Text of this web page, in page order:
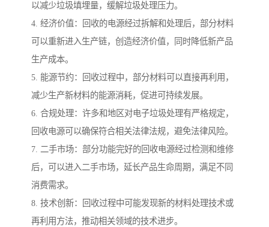
以减少垃圾填埋量，缓解垃圾处理压力。
4. 经济价值：回收的电源经过拆解和处理后，部分材料
可以重新进入生产链，创造经济价值，同时降低新产品
生产成本。
5. 能源节约：回收过程中，部分材料可以直接再利用，
减少生产新材料的能源消耗，促进可持续发展。
6. 合规处理：许多和地区对电子垃圾处理有严格规定，
回收电源可以确保符合相关法律法规，避免法律风险。
7. 二手市场：部分功能完好的回收电源经过检测和维修
后，可以进入二手市场，延长产品生命周期，满足不同
消费需求。
8. 技术创新：回收过程中可能发现新的材料处理技术或
再利用方法，推动相关领域的技术进步。